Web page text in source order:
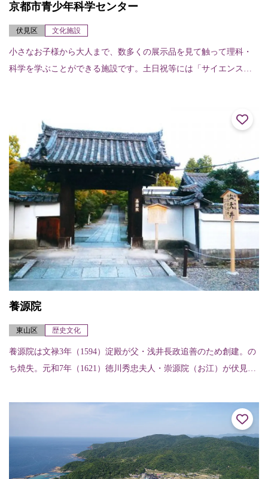
京都市青少年科学センター
伏見区 文化施設
小さなお子様から大人まで、数多くの展示品を見て触って理科・
科学を学ぶことができる施設です。土日祝等には「サイエンスラ
養源院
東山区 歴史文化
養源院は文禄3年（1594）淀殿が父・浅井長政追善のため創建。の
ち焼失。元和7年（1621）徳川秀忠夫人・崇源院（お江）が伏見城
た、本堂の...